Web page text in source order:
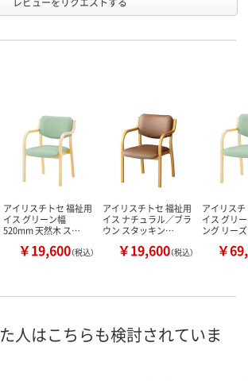
アイリスチトセ 福祉用
イス グリーン幅
520mm 天然木 ス…
￥19,600（税込）
アイリスチトセ 福祉用
イス ナチュラル／ブラ
ウン スタッキン…
￥19,600（税込）
アイリス
イス グリ
ング リー
￥
人はこちらも検討されていま